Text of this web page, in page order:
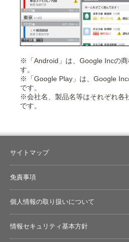
※「Android」は、Google Incの
す。
※「Google Play」は、Google
です。
※会社名、製品名等はそれぞれ各
です。
サイトマップ
免責事項
個人情報の取り扱いについて
情報セキュリティ基本方針